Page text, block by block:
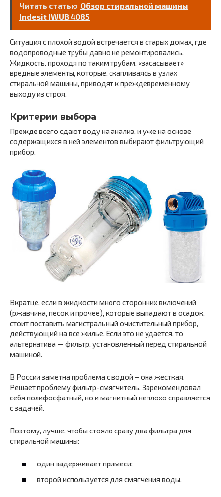
Читать статью Обзор стиральной машины
Indesit IWUB 4085
Ситуация с плохой водой встречается в старых домах, где
водопроводные трубы давно не ремонтировались.
Жидкость, проходя по таким трубам, «засасывает»
вредные элементы, которые, скапливаясь в узлах
стиральной машины, приводят к преждевременному
выходу из строя.
Критерии выбора
Прежде всего сдают воду на анализ, и уже на основе
содержащихся в ней элементов выбирают фильтрующий
прибор.
Вкратце, если в жидкости много сторонних включений
(ржавчина, песок и прочее), которые выпадают в осадок,
стоит поставить магистральный очистительный прибор,
действующий на все жилье. Если это не удается, то
альтернатива — фильтр, установленный перед стиральной
машиной.
В России заметна проблема с водой – она жесткая.
Решает проблему фильтр-смягчитель. Зарекомендовал
себя полифосфатный, но и магнитный неплохо справляется
с задачей.
Поэтому, лучше, чтобы стояло сразу два фильтра для
стиральной машины:
один задерживает примеси;
второй используется для смягчения воды.